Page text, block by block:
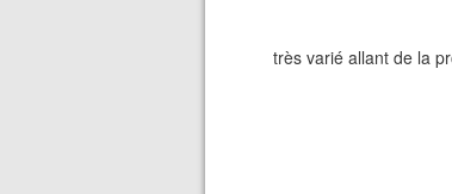
très varié allant de la